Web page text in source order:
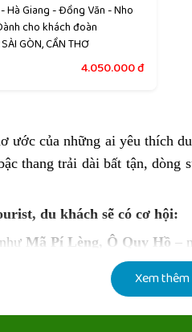
Hà Giang - Đồng Văn - Nho
cho khách đoàn
GÒN, CẦN THƠ
4.050.000đ
của những ai yêu thích
thang trải dài bất tận,
du khách sẽ có cơ hội:
Mã Pí Lèng, Ô Quy Hồ –
– điểm cực Bắc thiêng
– một trong những
Xem thêm